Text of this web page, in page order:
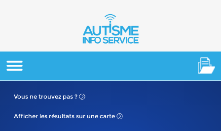
Vous ne trouvez pas ?
Afficher les résultats sur une carte